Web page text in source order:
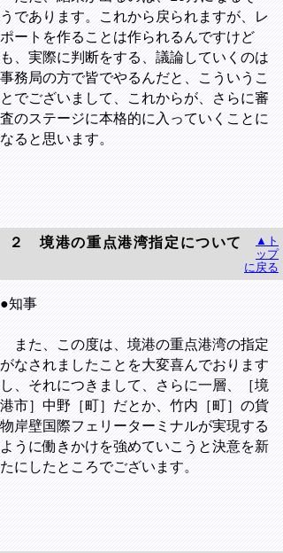
うであります。これから戻られますが、レ
ポートを作ることは作られるんですけど
も、実際に判断をする、議論していくのは
事務局の方で皆でやるんだと、こういうこ
とでございまして、これからが、さらに審
査のステージに本格的に入っていくことに
なると思います。
２ 境港の重点港湾指定について
▲ト
ップ
に戻る
●知事
また、この度は、境港の重点港湾の指定
がなされましたことを大変喜んでおります
し、それにつきまして、さらに一層、［境
港市］中野［町］だとか、竹内［町］の貨
物岸壁国際フェリーターミナルが実現する
ように働きかけを強めていこうと決意を新
たにしたところでございます。